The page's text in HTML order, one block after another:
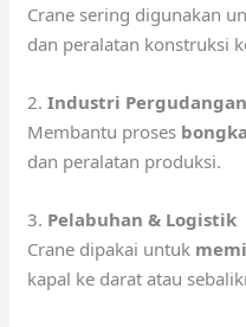
Crane sering digunakan
dan peralatan konstruksi
2.Industri
Membantu proses
dan peralatan produksi.
3. Pelabuhan & Logistik
Crane dipakai untuk
kapal ke darat atau